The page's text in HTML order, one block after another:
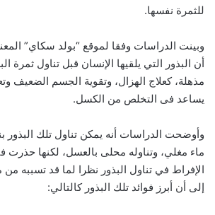
للثمرة نفسها.
وبينت الدراسات وفقا لموقع “بولد سكاي”
مذهلة، كعلاج الهزال، وتقوية الجسم الضعيف
يساعد فى التخلص من الكسل.
وأوضحت الدراسات أنه يمكن تناول تلك البذور
ماء مغلي، وتناوله محلى بالعسل، لكنها حذرت
الإفراط في تناول البذور نظرا لما قد تسببه من
إلى أن أبرز فوائد تلك البذور كالتالي: